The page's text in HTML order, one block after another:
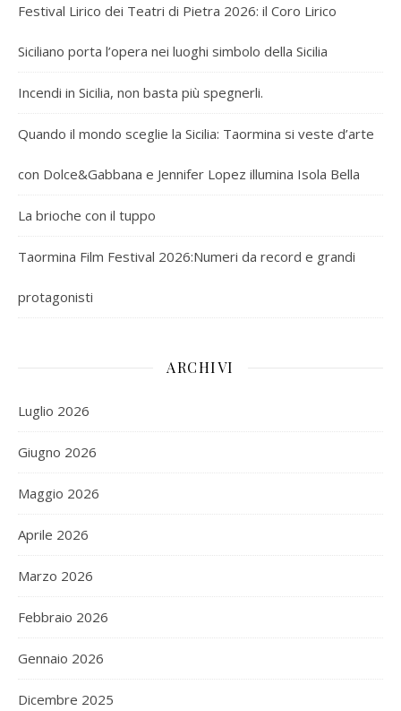
Festival Lirico dei Teatri di Pietra 2026: il Coro Lirico
Siciliano porta l’opera nei luoghi simbolo della Sicilia
Incendi in Sicilia, non basta più spegnerli.
Quando il mondo sceglie la Sicilia: Taormina si veste d’arte
con Dolce&Gabbana e Jennifer Lopez illumina Isola Bella
La brioche con il tuppo
Taormina Film Festival 2026:Numeri da record e grandi
protagonisti
ARCHIVI
Luglio 2026
Giugno 2026
Maggio 2026
Aprile 2026
Marzo 2026
Febbraio 2026
Gennaio 2026
Dicembre 2025